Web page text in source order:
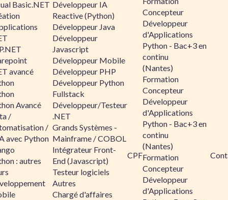
Basic.NET
avancé
Avancé
/
/
avec Python
: autres
Développeur IA
Reactive (Python)
Développeur Java
Développeur
Javascript
Développeur Mobile
Développeur PHP
Développeur Python
Fullstack
Développeur/Testeur
.NET
Grands Systèmes -
Mainframe / COBOL
Intégrateur Front-
End (Javascript)
Testeur logiciels
Autres
Chargé d'affaires
CPF
Concepteur
Développeur
d'Applications
Python - Bac+3 en
continu
(Nantes)
Formation
Concepteur
Développeur
d'Applications
Python - Bac+3 en
continu
(Nantes)
Formation
Concepteur
Développeur
d'Applications